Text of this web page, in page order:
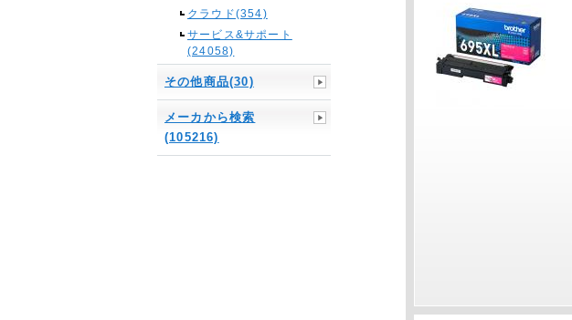
クラウド(354)
サービス&サポート
(24058)
その他商品(30)
メーカから検索
(105216)